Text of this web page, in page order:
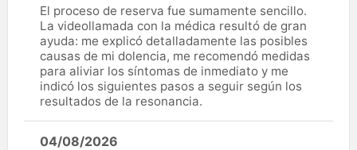
El proceso de reserva fue sumamente sencillo.
La videollamada con la médica resultó de gran
ayuda: me explicó detalladamente las posibles
causas de mi dolencia, me recomendó medidas
para aliviar los síntomas de inmediato y me
indicó los siguientes pasos a seguir según los
resultados de la resonancia.
04/08/2026